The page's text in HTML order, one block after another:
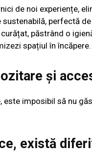
de noi experiențe,
perfectă
curățat, păstrând o
spațiul în încăpere.
și
imposibil să nu
există